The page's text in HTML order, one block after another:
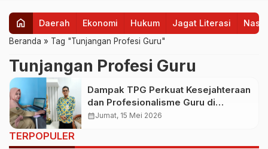
home Daerah Ekonomi Hukum Jagat Literasi
Beranda » Tag "Tunjangan Profesi Guru"
Tunjangan Profesi Guru
Dampak TPG Perkuat Kesejahteraan
dan Profesionalisme Guru di
Yogyakarta
calendar_monthJumat, 15 Mei 2026
TERPOPULER